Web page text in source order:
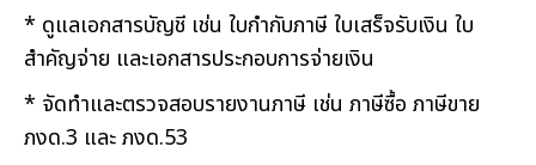
* ดูแลเอกสารบัญชี เช่น ใบกำกับภาษี ใบเสร็จรับเงิน ใบ
สำคัญจ่าย และเอกสารประกอบการจ่ายเงิน
* จัดทำและตรวจสอบรายงานภาษี เช่น ภาษีซื้อ ภาษีขาย
ภงด.3 และ ภงด.53